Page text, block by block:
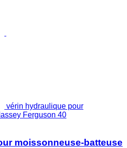
vérin hydraulique pour
Ferguson 40
moissonneuse-batteuse